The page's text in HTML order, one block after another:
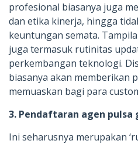
profesional biasanya juga
dan etika kinerja, hingga
keuntungan semata.
juga termasuk rutinitas
perkembangan teknologi.
biasanya akan memberikan
memuaskan bagi para
3. Pendaftaran agen pulsa
Ini seharusnya merupakan